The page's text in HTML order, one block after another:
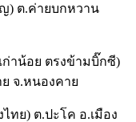
) ต.ค่ายบกหวาน
าน้อย ตรงข้ามบิ๊กซี)
จ.หนองคาย
ทย) ต.ปะโค อ.เมือง